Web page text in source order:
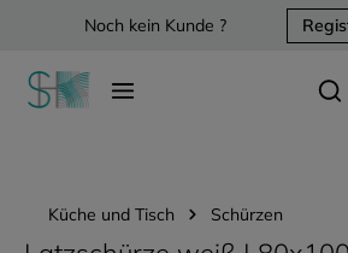
springenNoch kein Kunde ?
Küche und Tisch Schürzen